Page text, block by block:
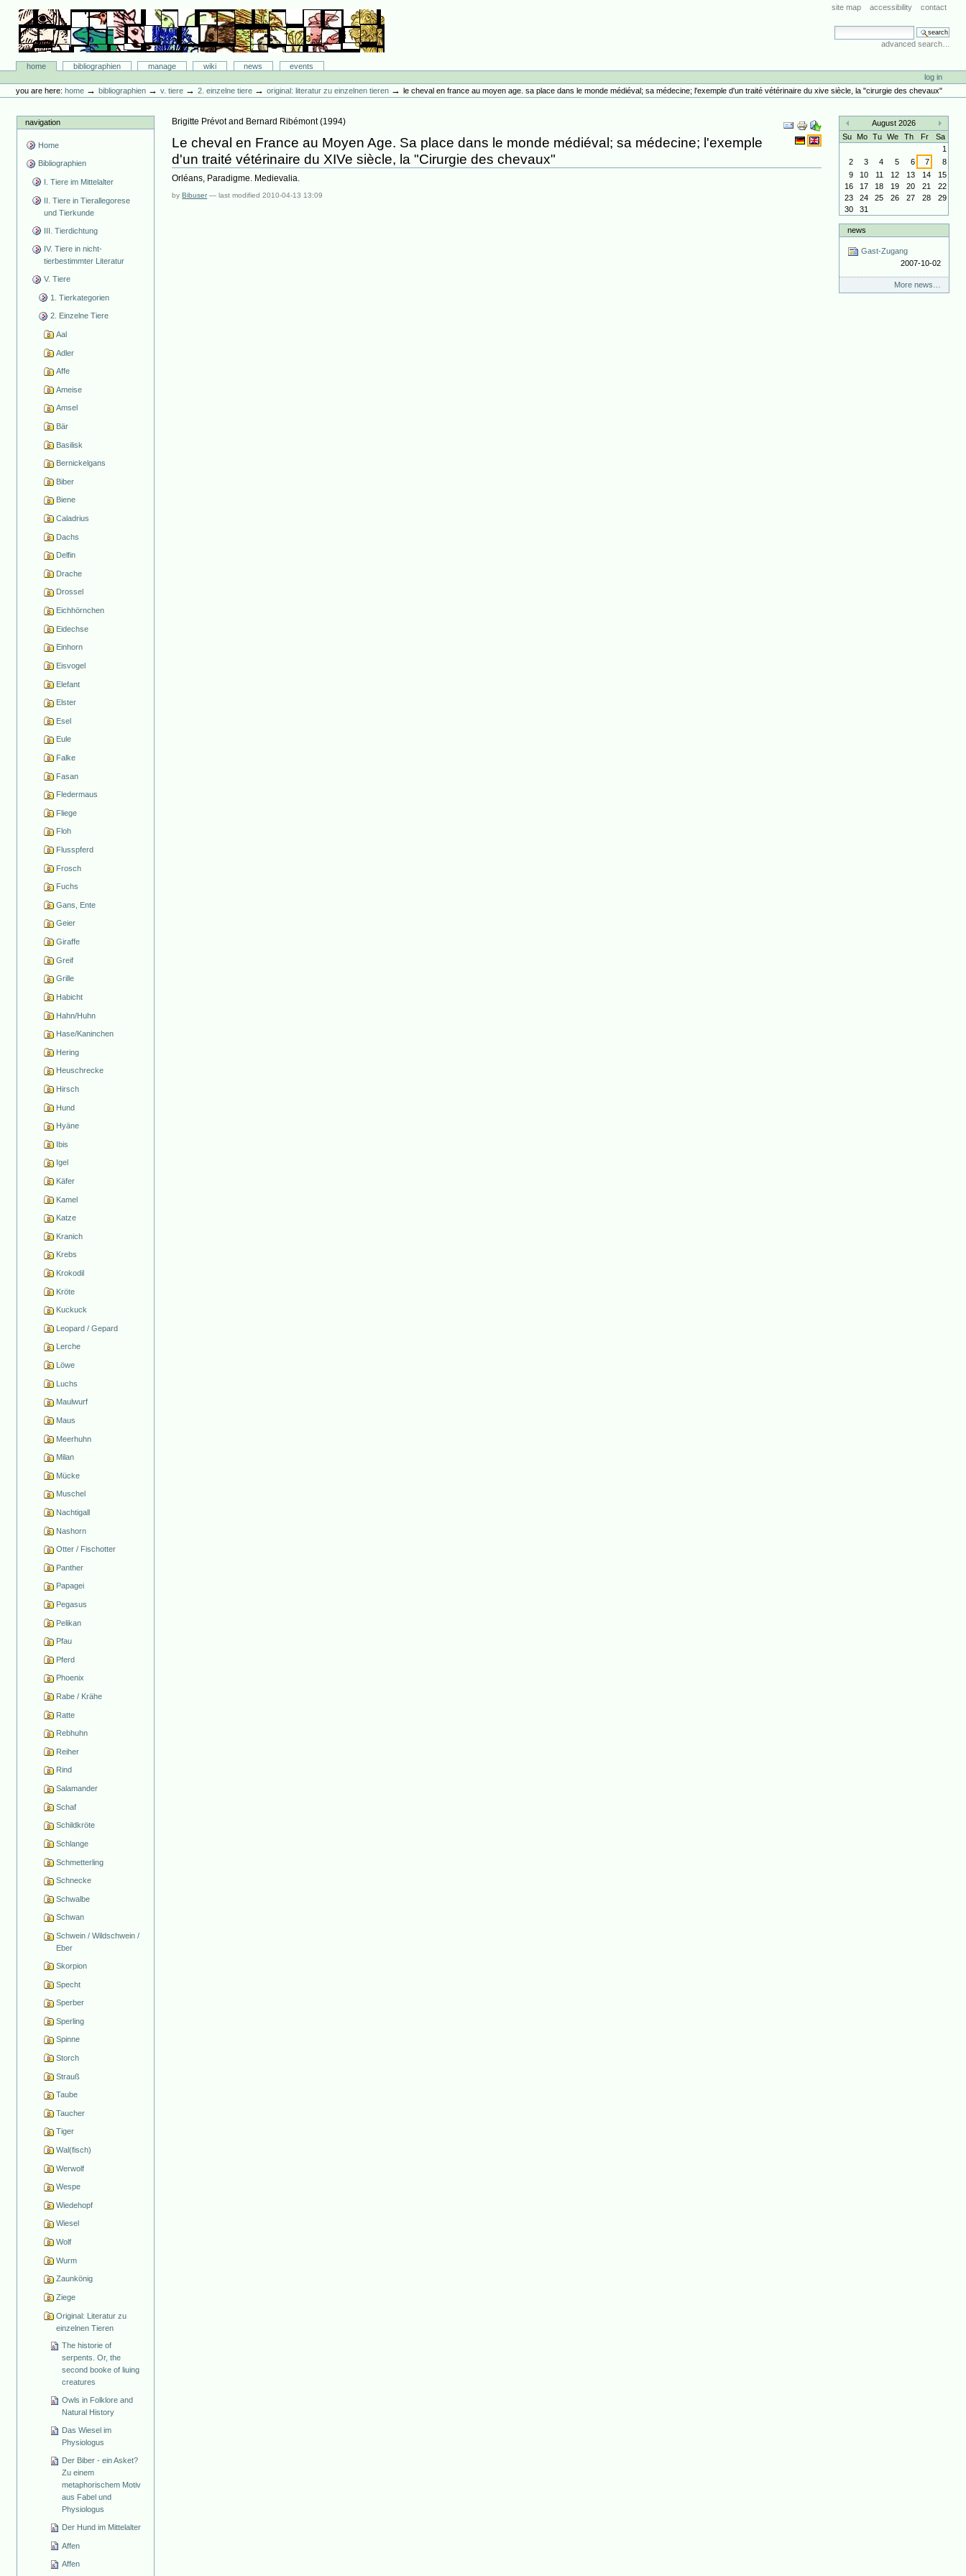
content.
navigation
site map accessibility contact
search site
advanced search…
Bibliographie-Portal
Sectionshome bibliographien manage wiki news
events
tools
log in
you are here: home →bibliographien →v. tiere →2. einzelne tiere →original: literatur zu einzelnen tieren →le cheval en france au moyen age. sa place dans le monde médiéval; sa médecine; l'exemple d'un traité vétérinaire du xive siècle, la "cirurgie des chevaux"
navigation
Home
Bibliographien
I. Tiere im Mittelalter
II. Tiere in Tierallegorese
und Tierkunde
III. Tierdichtung
IV. Tiere in nicht-
tierbestimmter Literatur
V. Tiere
1. Tierkategorien
2. Einzelne Tiere
Aal
Adler
Affe
Ameise
Amsel
Bär
Basilisk
Bernickelgans
Biber
Biene
Caladrius
Dachs
Delfin
Drache
Drossel
Eichhörnchen
Eidechse
Einhorn
Eisvogel
Elefant
Elster
Esel
Eule
Falke
Fasan
Fledermaus
Fliege
Floh
Flusspferd
Frosch
Fuchs
Gans, Ente
Geier
Giraffe
Greif
Grille
Habicht
Hahn/Huhn
Hase/Kaninchen
Hering
Heuschrecke
Hirsch
Hund
Hyäne
Ibis
Igel
Käfer
Kamel
Katze
Kranich
Krebs
Krokodil
Kröte
Kuckuck
Leopard / Gepard
Lerche
Löwe
Luchs
Maulwurf
Maus
Meerhuhn
Milan
Mücke
Muschel
Nachtigall
Nashorn
Otter / Fischotter
Panther
Papagei
Pegasus
Pelikan
Pfau
Pferd
Phoenix
Rabe / Krähe
Ratte
Rebhuhn
Reiher
Rind
Salamander
Schaf
Schildkröte
Schlange
Schmetterling
Schnecke
Schwalbe
Schwan
Schwein / Wildschwein /
Eber
Skorpion
Specht
Sperber
Sperling
Spinne
Storch
Strauß
Taube
Taucher
Tiger
Wal(fisch)
Werwolf
Wespe
Wiedehopf
Wiesel
Wolf
Wurm
Zaunkönig
Ziege
Original: Literatur zu
einzelnen Tieren
The historie of
serpents. Or, the
second booke of liuing
creatures
Owls in Folklore and
Natural History
Das Wiesel im
Physiologus
Der Biber - ein Asket?
Zu einem
metaphorischem Motiv
aus Fabel und
Physiologus
Der Hund im Mittelalter
Affen
Affen
Document
Actions
Brigitte Prévot and Bernard Ribémont(1994)
Le cheval en France au Moyen Age. Sa place dans le monde médiéval; sa médecine; l'exemple
d'un traité vétérinaire du XIVe siècle, la "Cirurgie des chevaux"
Orléans, Paradigme. Medievalia.
byBibuser —last modified2010-04-13 13:09
«
August 2026
»
Su Mo Tu We Th Fr
Sa
1
2
3 4 5 6 7
8
9
10 11 12 13 14
15
16
17 18 19 20 21
22
23
24 25 26 27 28
29
30
31
news
Gast-Zugang
2007-10-02
More news…